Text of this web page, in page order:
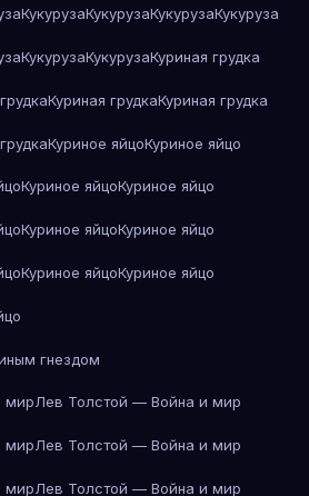
КукурузаКукурузаКукурузаКукуруза
КукурузаКукурузаКуриная грудка
Куриная грудкаКуриная грудка
Куриное яйцоКуриное яйцо
Куриное яйцоКуриное яйцо
Куриное яйцоКуриное яйцо
Куриное яйцоКуриное яйцо
гнездом
мирЛев Толстой — Война и мир
мирЛев Толстой — Война и мир
мирЛев Толстой — Война и мир